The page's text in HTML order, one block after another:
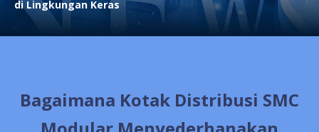
di Lingkungan Keras
Bagaimana Kotak Distribusi SMC